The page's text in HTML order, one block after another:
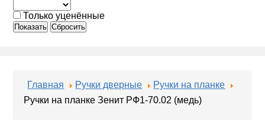
Только уценённые
Показать Сбросить
Главная Ручки дверные
Ручки на планке
Ручки на планке Зенит РФ1-70.02 (медь)